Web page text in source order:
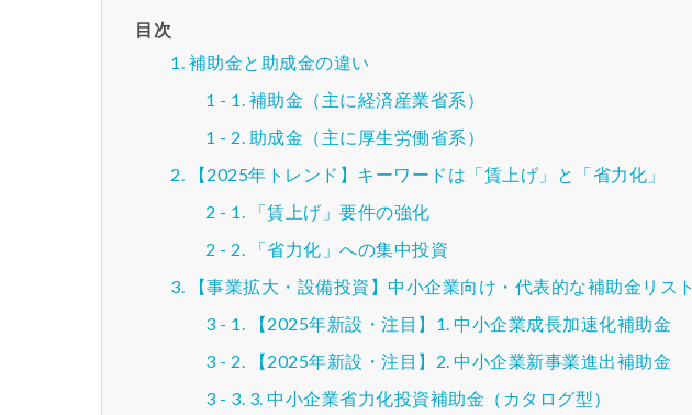
目次
補助金と助成金の違い
補助金（主に経済産業省系）
助成金（主に厚生労働省系）
【2025年トレンド】キーワードは「賃上げ」と「省力化」
「賃上げ」要件の強化
「省力化」への集中投資
【事業拡大・設備投資】中小企業向け・代表的な補助金リスト
【2025年新設・注目】1. 中小企業成長加速化補助金
【2025年新設・注目】2. 中小企業新事業進出補助金
3. 中小企業省力化投資補助金（カタログ型）